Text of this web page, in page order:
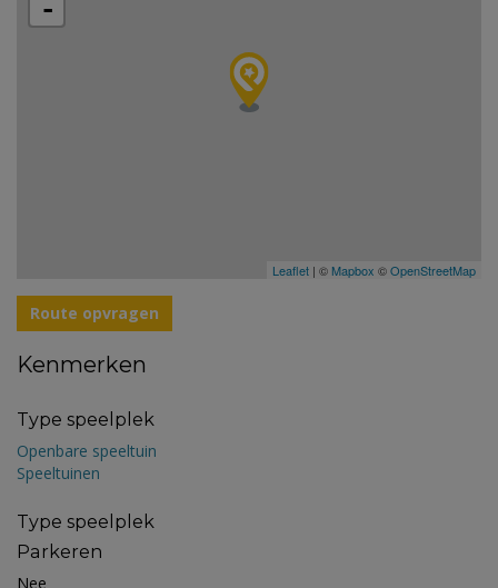
-
Leaflet | © Mapbox ©OpenStreetMap
Route opvragen
Kenmerken
Type speelplek
Openbare speeltuin
Speeltuinen
Type speelplek
Parkeren
Nee